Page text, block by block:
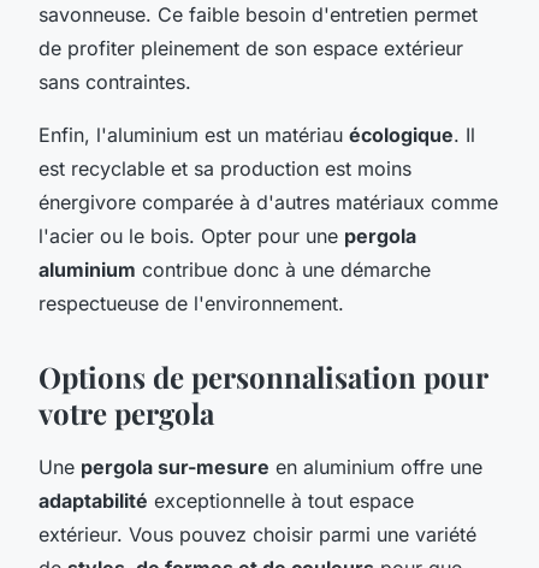
savonneuse. Ce faible besoin d'entretien permet
de profiter pleinement de son espace extérieur
sans contraintes.
Enfin, l'aluminium est un matériau écologique. Il
est recyclable et sa production est moins
énergivore comparée à d'autres matériaux comme
l'acier ou le bois. Opter pour une pergola
aluminium contribue donc à une démarche
respectueuse de l'environnement.
Options de personnalisation pour
votre pergola
Une pergola sur-mesure en aluminium offre une
adaptabilité exceptionnelle à tout espace
extérieur. Vous pouvez choisir parmi une variété